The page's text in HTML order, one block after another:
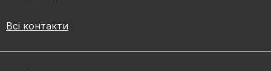
Всі контакти